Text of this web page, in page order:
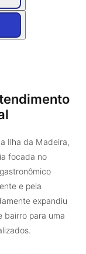
Ilha da Madeira,
focada no
e pela
expandiu
bairro para uma